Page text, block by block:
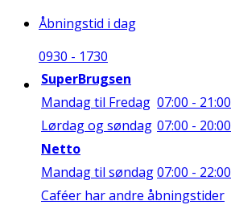
Åbningstid i dag
0930 - 1730
SuperBrugsen
Mandag til Fredag 07:00 - 21:00
Lørdag og søndag 07:00 - 20:00
Netto
Mandag til søndag07:00 - 22:00
Caféer har andre åbningstider